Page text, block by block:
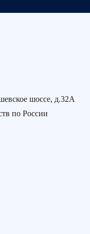
шоссе, д.32А
по России